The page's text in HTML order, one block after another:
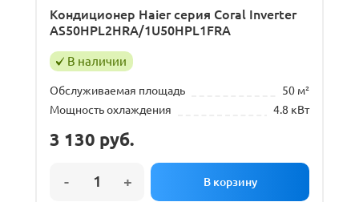
Кондиционер Haier серия Coral Inverter
AS50HPL2HRA/1U50HPL1FRA
В наличии
Обслуживаемая площадь
50 м²
Мощность охлаждения
4.8 кВт
3 130 руб.